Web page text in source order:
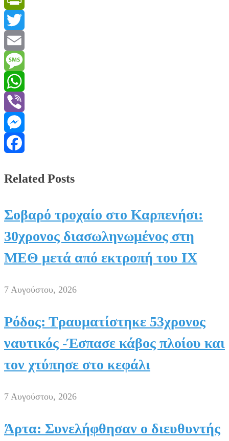
PrintFriendly
Twitter
Email
Message
WhatsApp
Viber
Messenger
Related Posts
Σοβαρό τροχαίο στο Καρπενήσι:
30χρονος διασωληνωμένος στη
ΜΕΘ μετά από εκτροπή του ΙΧ
7 Αυγούστου, 2026
Ρόδος: Τραυματίστηκε 53χρονος
ναυτικός -Έσπασε κάβος πλοίου και
τον χτύπησε στο κεφάλι
7 Αυγούστου, 2026
Άρτα: Συνελήφθησαν ο διευθυντής